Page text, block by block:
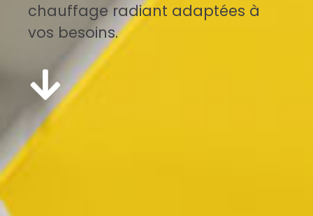
chauffage radiant adaptées à
vos besoins.